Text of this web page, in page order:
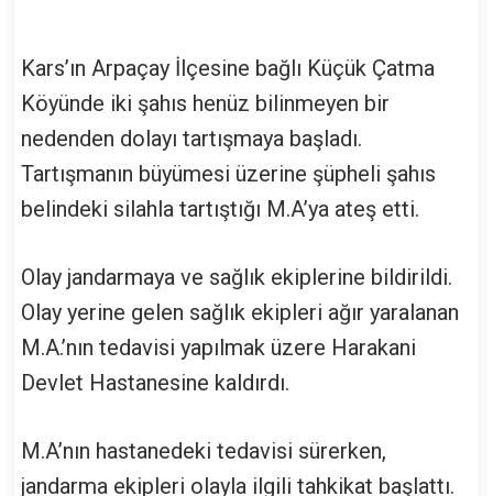
Kars’ın Arpaçay İlçesine bağlı Küçük Çatma
Köyünde iki şahıs henüz bilinmeyen bir
nedenden dolayı tartışmaya başladı.
Tartışmanın büyümesi üzerine şüpheli şahıs
belindeki silahla tartıştığı M.A’ya ateş etti.
Olay jandarmaya ve sağlık ekiplerine bildirildi.
Olay yerine gelen sağlık ekipleri ağır yaralanan
M.A.’nın tedavisi yapılmak üzere Harakani
Devlet Hastanesine kaldırdı.
M.A’nın hastanedeki tedavisi sürerken,
jandarma ekipleri olayla ilgili tahkikat başlattı.